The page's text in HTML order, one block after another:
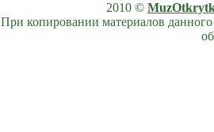
2010 ©
При копировании материалов